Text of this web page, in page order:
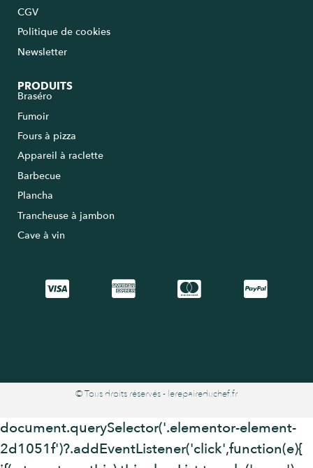
CGV
Politique de cookies
Newsletter
PRODUITS
Braséro
Fumoir
Fours à pizza
Appareil à raclette
Barbecue
Plancha
Trancheuse à jambon
Cave à vin
© Tous droits réservés - lerepaireduchef.fr
document.querySelector('.elementor-element-
2d1051f')?.addEventListener('click',function(e){